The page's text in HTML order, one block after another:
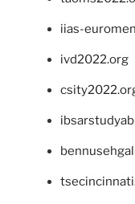
iias-
ivd2022.org